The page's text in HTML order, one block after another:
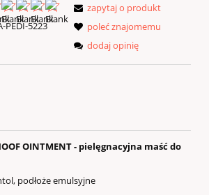
PEDI-5223
zapytaj o produkt
poleć znajomemu
dodaj opinię
OINTMENT - pielęgnacyjna maść do
podłoże emulsyjne